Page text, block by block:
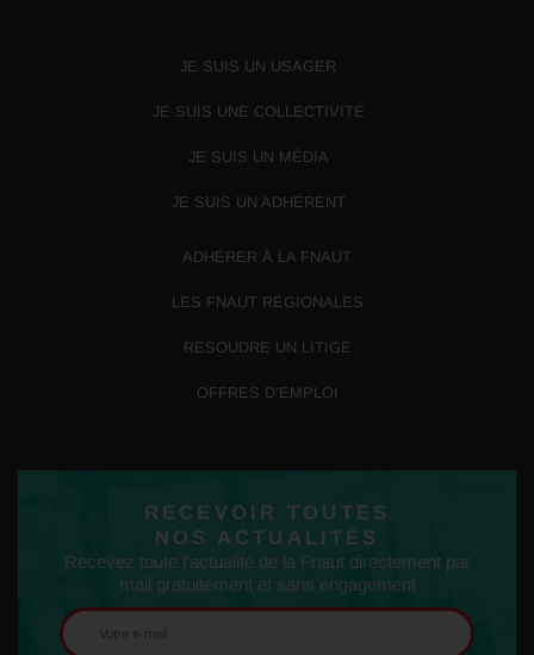
JE SUIS UN USAGER
JE SUIS UNE COLLECTIVITÉ
JE SUIS UN MÉDIA
JE SUIS UN ADHÉRENT
ADHÉRER À LA FNAUT
LES FNAUT RÉGIONALES
RÉSOUDRE UN LITIGE
OFFRES D’EMPLOI
RECEVOIR TOUTES
NOS ACTUALITÉS
Recevez toute l'actualité de la Fnaut directement par
mail gratuitement et sans engagement